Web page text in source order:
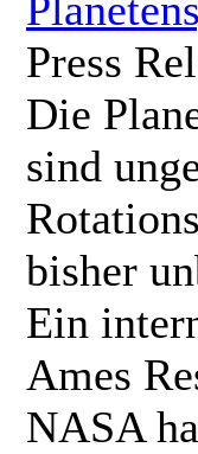
Press
Die
sind
bisher
Ein
Ames
NASA